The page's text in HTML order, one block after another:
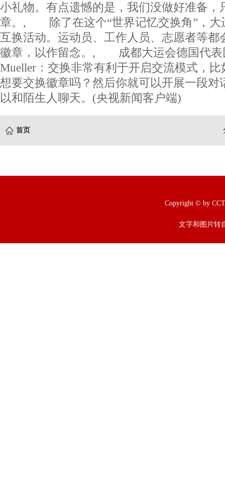
小礼物。有点遗憾的是，我们没做好准备，
章。, 除了在这个“世界记忆交换角”，大
互换活动。运动员、工作人员、志愿者等都
徽章，以作留念。, 成都大运会德国代表
Mueller：交换非常有利于开启交流模式，
想要交换徽章吗？然后你就可以开展一段对
以和陌生人聊天。(央视新闻客户端)
首页
Copyright © by
文字和图片转